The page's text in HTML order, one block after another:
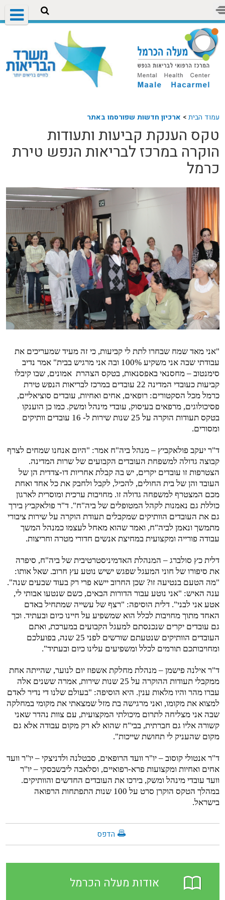
עמוד הבית> ארכיון חדשות שפורסמו באתר
טקס הענקת קביעות ותעודות
הוקרה במרכז לבריאות הנפש טירת
כרמל
"אני מאד שמח שבחרו לתת לי קביעות, כי זה מעיד שמעריכים את
עבודתי שבה אני משקיע 100% ובה אני מרגיש בבית" אמר נדיב
סימנטוב – מחסנאי באפסנאות, בטקס הצהרת אמונים, שבו קיבלו
קביעות כעובדי המדינה 22 עובדים במרכז לבריאות הנפש טירת
כרמל מכל הסקטורים: רופאים, אחים ואחיות, עובדים סוציאליים,
פסיכולוגים, מרפאים בעיסוק, עובדי מינהל ומשק. כמו כן הוענקו
בטקס תעודות הוקרה על 25 שנות שירות ל- 16 עובדים וותיקים
ומסורים.
ד"ר יעקב פולאקביץ – מנהל ביה"ח אמר: "היום אנחנו שמחים לצרף
קבוצה גדולה למשפחת העובדים הקבועים של שרות המדינה.
הצטרפות זו עובדים יקרים, יש בה קבלת אחריות דו-צדדית הן של
העובד והן של בית החולים, להכיל, לקבל ולחבק את כל אחד ואחת
מכם המצטרף למשפחה גדולה זו. מחויבות ערכית ומוסרית לארגון
כוללת גם נאמנות לקהל המטופלים של ביה"ח". ד"ר פולאקביץ בירך
גם את העובדים הוותיקים שמקבלים תעודת הוקרה על שירות ציבורי
מתמשך ונאמן לביה"ח, ואמר שהוא מאחל לעצמו כמנהל המשך
עבודה פורייה ומקצועית במחיצת אנשים חדורי מטרה וחריצות.
דלית כץ סולברג – המנהלת האדמיניסטרטיבית של ביה"ח, סיפרה
את סיפורו של חוני המעגל שפגש ישיש נוטע עץ חרוב. שאל אותו:
"מה הטעם בנטיעה זו? שכן החרוב יישא פרי רק בעוד שבעים שנה".
ענה האיש: "אני נוטע עבור הדורות הבאים, כשם שנטעו אבותי לי,
אטע אני לבני". דלית הוסיפה: "רצף של עשייה שמתחיל באדם
האחד מתוך מחויבות לכלל הוא שמשפיע על חיינו כיום ובעתיד. וכך
גם עובדים יקרים שנכנסתם למעגל הקבועים במערכת, ואתם
העובדים הוותיקים שנטעתם שורשים לפני 25 שנה, בפועלכם
ומחויבותכם תורמים לכלל ומשפיעים עלינו כיום ובעתיד".
ד"ר אילנה פישמן – מנהלת מחלקת אשפוז יום לנוער, שהייתה אחת
ממקבלי תעודות ההוקרה על 25 שנות שירות, אמרה ששנים אלה
עברו מהר והיו מלאות ענין. היא הוסיפה: "בעולם שלנו די נדיר לאדם
למצוא את מקומו, ואני מרגישה בת מזל שמצאתי את מקומי במחלקה
שבה אני מצליחה לתרום מיכולתי המקצועית, עם צוות נהדר שאני
קשורה אליו גם חברתית, בבי"ח שהוא לא רק מקום עבודה אלא גם
מקום שהעניק לי תחושת שייכות".
ד"ר אנטולי קוסוב – יו"ר וועד הרופאים, סבטלנה ולדניצקי – יו"ר וועד
אחים ואחיות ומקצועות פרא-רפואיים, וסלאבה ליבשבסקי – יו"ר
וועד עובדי מינהל ומשק, בירכו את העובדים החדשים והוותיקים.
במהלך הטקס הוקרן סרט על 100 שנות התפתחות הרפואה
בישראל.
הדפס
אודות מעלה הכרמל